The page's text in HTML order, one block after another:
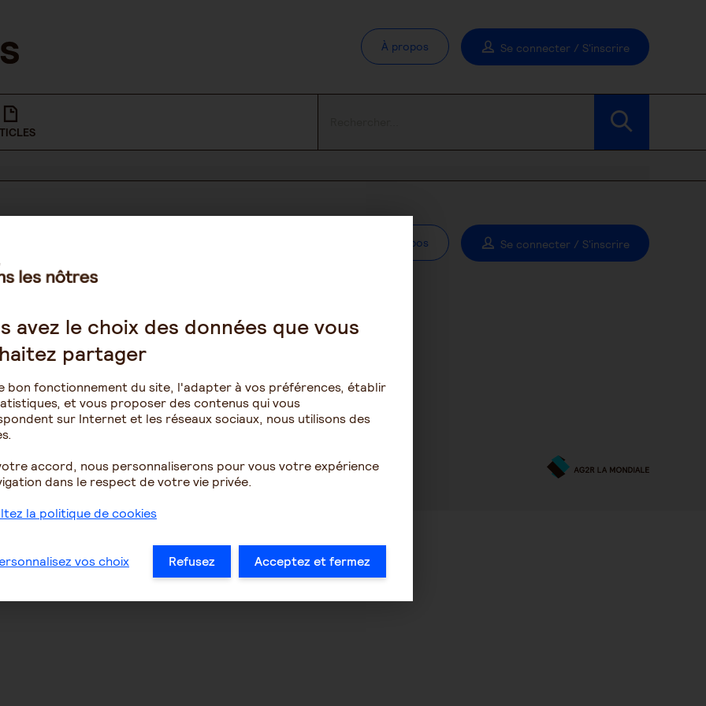
À propos Se connecter / S'inscrire
À propos Se connecter / S'inscrire
avez le choix des données que vous
partager
bon fonctionnement du site, l'adapter à vos préférences, établir
et vous proposer des contenus qui vous
sur Internet et les réseaux sociaux, nous utilisons des
accord, nous personnaliserons pour vous votre expérience
dans le respect de votre vie privée.
la politique de cookies
vos choix Refusez Acceptez et fermez